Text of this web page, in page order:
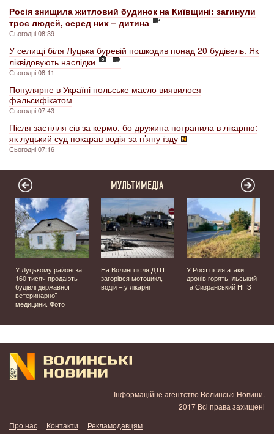
Росія знищила житловий будинок на Київщині: загинули
троє людей, серед них – дитина
Сьогодні 08:39
У селищі біля Луцька буревій пошкодив понад 20 будівель. Як
ліквідовують наслідки
Сьогодні 08:11
Популярне в Україні польське масло виявилося
фальсифікатом
Сьогодні 07:43
Після застілля сів за кермо, бо дружина потрапила в лікарню:
як луцький суд покарав водія за п’яну їзду
Сьогодні 07:16
МУЛЬТИМЕДІА
У Луцькому районі за
160 тисяч продають
будівлі державної
ветеринарної
медицини. Фото
На Волині після ДТП
загорівся мотоцикл,
водій – у лікарні
У Росії після атаки
дронів горять Ільський
та Сизранський НПЗ
Інформаційне агентство Волинські Новини.
2017 Всі права захищені
Про нас
Контакти Рекламодавцям